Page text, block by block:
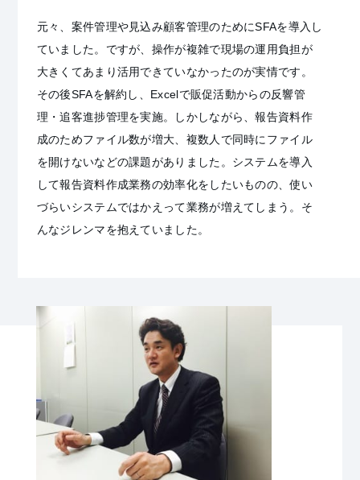
元々、案件管理や見込み顧客管理のためにSFAを導入し
ていました。ですが、操作が複雑で現場の運用負担が
大きくてあまり活用できていなかったのが実情です。
その後SFAを解約し、Excelで販促活動からの反響管
理・追客進捗管理を実施。しかしながら、報告資料作
成のためファイル数が増大、複数人で同時にファイル
を開けないなどの課題がありました。システムを導入
して報告資料作成業務の効率化をしたいものの、使い
づらいシステムではかえって業務が増えてしまう。そ
んなジレンマを抱えていました。